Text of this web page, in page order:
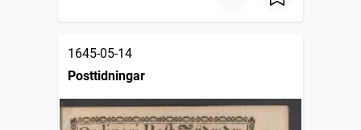
1645-05-14
Posttidningar